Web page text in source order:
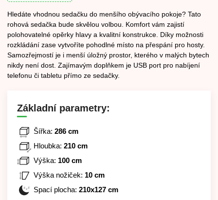
Hledáte vhodnou sedačku do menšího obývacího pokoje? Tato
rohová sedačka bude skvělou volbou. Komfort vám zajistí
polohovatelné opěrky hlavy a kvalitní konstrukce. Díky možnosti
rozkládání zase vytvoříte pohodlné místo na přespání pro hosty.
Samozřejmostí je i menší úložný prostor, kterého v malých bytech
nikdy není dost. Zajímavým doplňkem je USB port pro nabíjení
telefonu či tabletu přímo ze sedačky.
Základní parametry:
Šířka: 286 cm
Hloubka: 210 cm
Výška: 100 cm
Výška nožiček: 10 cm
Spací plocha: 210x127 cm